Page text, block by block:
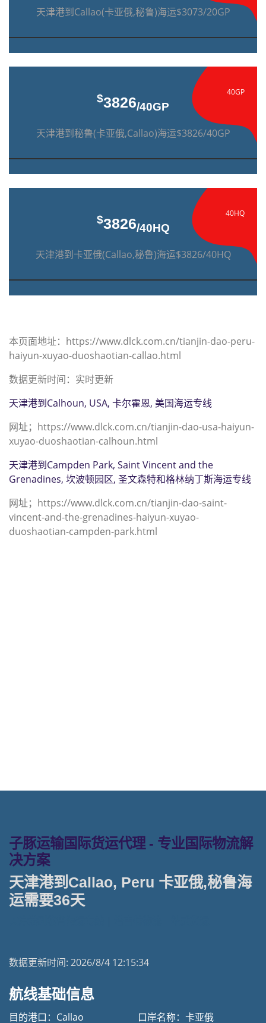
天津港到Callao(卡亚俄,秘鲁)海运$3073/20GP
40GP
$3826/40GP
天津港到秘鲁(卡亚俄,Callao)海运$3826/40GP
40HQ
$3826/40HQ
天津港到卡亚俄(Callao,秘鲁)海运$3826/40HQ
本页面地址：https://www.dlck.com.cn/tianjin-dao-peru-
haiyun-xuyao-duoshaotian-callao.html
数据更新时间：实时更新
天津港到Calhoun, USA, 卡尔霍恩, 美国海运专线
网址；https://www.dlck.com.cn/tianjin-dao-usa-haiyun-
xuyao-duoshaotian-calhoun.html
天津港到Campden Park, Saint Vincent and the
Grenadines, 坎波顿园区, 圣文森特和格林纳丁斯海运专线
网址；https://www.dlck.com.cn/tianjin-dao-saint-
vincent-and-the-grenadines-haiyun-xuyao-
duoshaotian-campden-park.html
子豚运输国际货运代理 - 专业国际物流解
决方案
天津港到Callao, Peru 卡亚俄,秘鲁海
运需要36天
数据更新时间: 2026/8/4 12:15:34
航线基础信息
目的港口：Callao 口岸名称：卡亚俄